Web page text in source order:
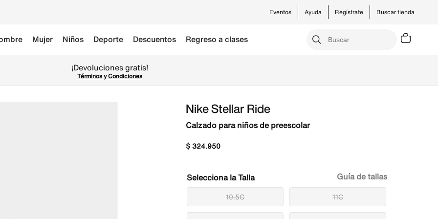
Buscar tienda
Ayuda Regístrate
Eventos
Mujer Niños Deporte Descuentos Regreso a clases
Nike Stellar Ride
Calzado para niños de preescolar
$324.950
Talla
10.5C 11C
Guía de tallas